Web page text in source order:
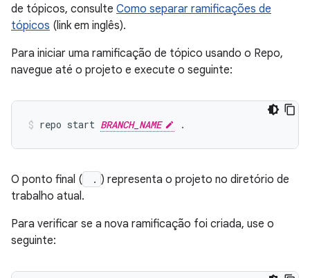
de tópicos, consulte Como separar ramificações de
tópicos (link em inglês).
Para iniciar uma ramificação de tópico usando o Repo,
navegue até o projeto e execute o seguinte:
repo start BRANCH_NAME
O ponto final ( . ) representa o projeto no diretório de
trabalho atual.
Para verificar se a nova ramificação foi criada, use o
seguinte: